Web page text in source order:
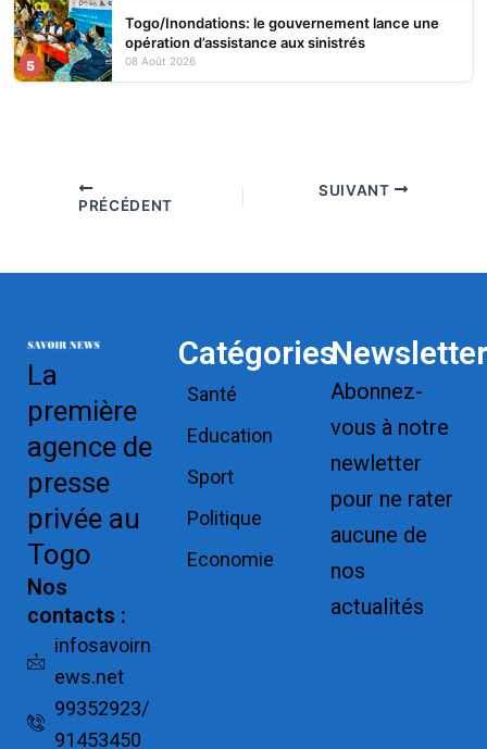
5
Togo/Inondations: le gouvernement lance une
opération d’assistance aux sinistrés
08 Août 2026
PRÉCÉDENT
SUIVANT
La
première
agence de
presse
privée au
Togo
Nos
contacts :
infosavoirn
ews.net
99352923/
91453450
Catégories
Santé
Education
Sport
Politique
Economie
Newsletter
Abonnez-
vous à notre
newletter
pour ne rater
aucune de
nos
actualités